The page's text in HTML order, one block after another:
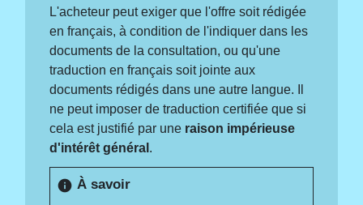
L'acheteur peut exiger que l'offre soit rédigée
en français, à condition de l'indiquer dans les
documents de la consultation, ou qu'une
traduction en français soit jointe aux
documents rédigés dans une autre langue. Il
ne peut imposer de traduction certifiée que si
cela est justifié par une raison impérieuse
d'intérêt général .
info À savoir